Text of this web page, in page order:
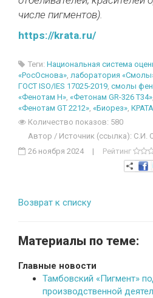
числе пигментов).
https://krata.ru/
Теги: Национальная система
«РосОснова», лаборатория
ГОСТ ISO/IES 17025-2019, смолы
«Фенотам Н», «Фетонам GR-326 Т34»
«Фенотам GT 2212», «Биорез», КРАТА
Количество показов: 580
Автор / Источник (ссылка): С.И.
26 ноября 2024
| Рейтинг
Возврат к списку
Материалы по теме:
Главные новости
Тамбовский «Пигмент»
производственной